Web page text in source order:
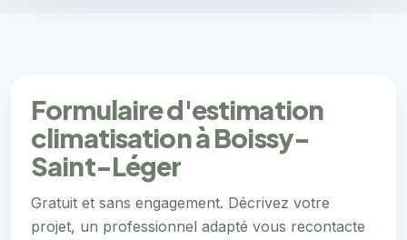
Formulaire d'estimation
climatisation à Boissy-
Saint-Léger
Gratuit et sans engagement. Décrivez votre
projet, un professionnel adapté vous recontacte